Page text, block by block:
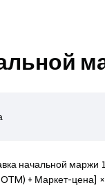
начальной маржи
OTM) + Маркет-цена]